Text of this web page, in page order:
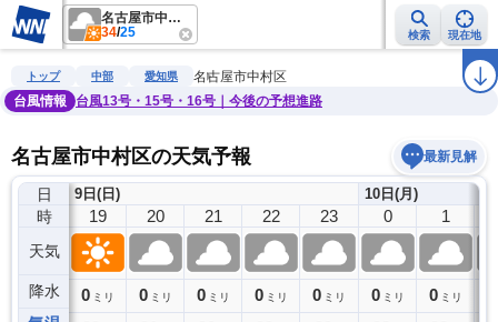
名古屋市中村区
34/25 検索 現在地
雨雲レーダー 台風情報 地震情報 ラ
トップ 中部 愛知県
名古屋市中村区
台風情報
台風13号・15号・16号｜今後の予想進路
名古屋市中村区の天気予報 最新見解
日
時
天気
降水
9日(日)
18
0ミリ
19
0 ミリ
20
0 ミリ
21
0 ミリ
22
0 ミリ
23
0 ミリ
10日(月)
0
0 ミリ
1
0 ミリ